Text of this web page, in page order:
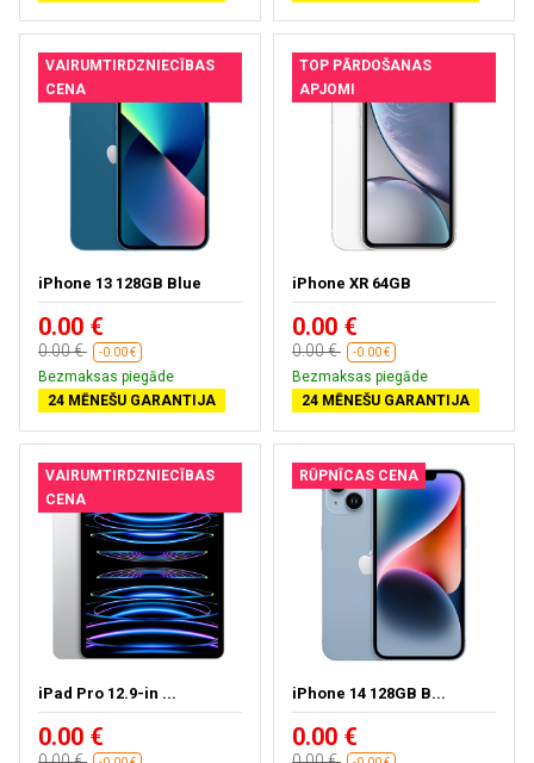
VAIRUMTIRDZNIECĪBAS
CENA
iPhone 13 128GB Blue
0.00 €
0.00 € -0.00 €
Bezmaksas piegāde
24 MĒNEŠU GARANTIJA
TOP PĀRDOŠANAS
APJOMI
iPhone XR 64GB
0.00 €
0.00 € -0.00 €
Bezmaksas piegāde
24 MĒNEŠU GARANTIJA
VAIRUMTIRDZNIECĪBAS
CENA
iPad Pro 12.9-in ...
0.00 €
RŪPNĪCAS CENA
iPhone 14 128GB B...
0.00 €